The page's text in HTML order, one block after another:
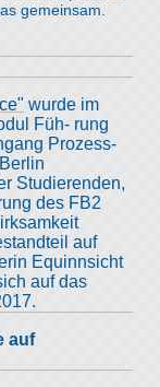
gemeinsam.
wurde im
Füh- rung
Prozess-
Studierenden,
des FB2
auf
Equinnsicht
auf das
auf